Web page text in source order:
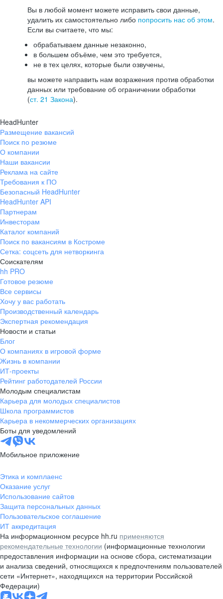
Вы в любой момент можете исправить свои данные,
удалить их самостоятельно либо попросить нас об этом.
Если вы считаете, что мы:
обрабатываем данные незаконно,
в большем объёме, чем это требуется,
не в тех целях, которые были озвучены,
вы можете направить нам возражения против обработки
данных или требование об ограничении обработки
(ст. 21 Закона).
HeadHunter
Размещение вакансий
Поиск по резюме
О компании
Наши вакансии
Реклама на сайте
Требования к ПО
Безопасный HeadHunter
HeadHunter API
Партнерам
Инвесторам
Каталог компаний
Поиск по вакансиям в Костроме
Сетка: соцсеть для нетворкинга
Соискателям
hh PRO
Готовое резюме
Все сервисы
Хочу у вас работать
Производственный календарь
Экспертная рекомендация
Новости и статьи
Блог
О компаниях в игровой форме
Жизнь в компании
ИТ-проекты
Рейтинг работодателей России
Молодым специалистам
Карьера для молодых специалистов
Школа программистов
Карьера в некоммерческих организациях
Боты для уведомлений
Мобильное приложение
Этика и комплаенс
Оказание услуг
Использование сайтов
Защита персональных данных
Пользовательское соглашение
ИТ аккредитация
На информационном ресурсе hh.ru применяются
рекомендательные технологии (информационные технологии
предоставления информации на основе сбора, систематизации
и анализа сведений, относящихся к предпочтениям пользователей
сети «Интернет», находящихся на территории Российской
Федерации)